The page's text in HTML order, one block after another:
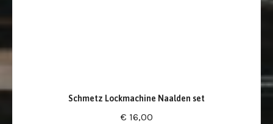
Schmetz Lockmachine Naalden set
€ 16,00